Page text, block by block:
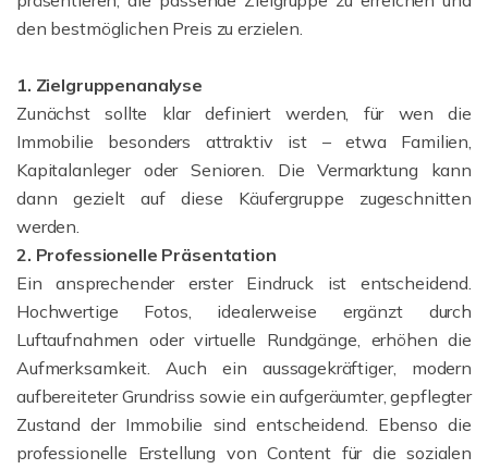
den bestmöglichen Preis zu erzielen.
1. Zielgruppenanalyse
Zunächst sollte klar definiert werden, für wen die
Immobilie besonders attraktiv ist – etwa Familien,
Kapitalanleger oder Senioren. Die Vermarktung kann
dann gezielt auf diese Käufergruppe zugeschnitten
werden.
2. Professionelle Präsentation
Ein ansprechender erster Eindruck ist entscheidend.
Hochwertige Fotos, idealerweise ergänzt durch
Luftaufnahmen oder virtuelle Rundgänge, erhöhen die
Aufmerksamkeit. Auch ein aussagekräftiger, modern
aufbereiteter Grundriss sowie ein aufgeräumter, gepflegter
Zustand der Immobilie sind entscheidend. Ebenso die
professionelle Erstellung von Content für die sozialen